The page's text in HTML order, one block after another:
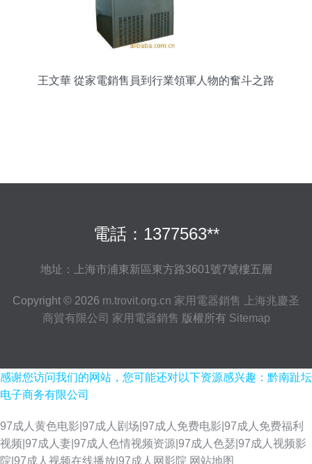
王文華 從家電銷售員到行業領軍人物的奮斗之路
電話：1377563**
地址：上海市浦東新區東方路3601號7號樓五層
Copyright © 2026 m.trovit.org.cn 家用電器銷售
上海兆慶圣
商貿有限公司 家用電器銷售 版權所有 Sitemap
感谢您访问我们的网站，您可能还对以下资源感兴趣：黔南趾坛
电子商务有限公司
97成人黄色电影|97成人剧场|97成人免费电影|97成人免费福利
视频|97成人妻|97成人色情视频资源|97成人色瑟|97成人视频影
院|97成人视频在线播放|97成人网影院 网站地图